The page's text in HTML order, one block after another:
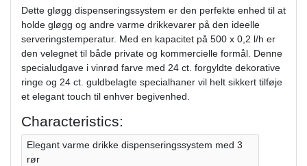
Dette gløgg dispenseringssystem er den perfekte enhed til at
holde gløgg og andre varme drikkevarer på den ideelle
serveringstemperatur. Med en kapacitet på 500 x 0,2 l/h er
den velegnet til både private og kommercielle formål. Denne
specialudgave i vinrød farve med 24 ct. forgyldte dekorative
ringe og 24 ct. guldbelagte specialhaner vil helt sikkert tilføje
et elegant touch til enhver begivenhed.
Characteristics:
Elegant varme drikke dispenseringssystem med 3
rør